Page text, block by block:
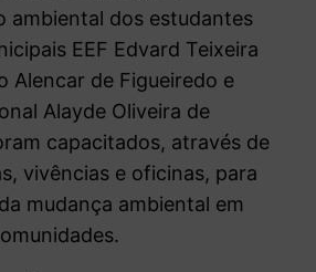
ambiental dos estudantes
EEF Edvard Teixeira
Alencar de Figueiredo e
Alayde Oliveira de
capacitados, através de
vivências e oficinas, para
mudança ambiental em